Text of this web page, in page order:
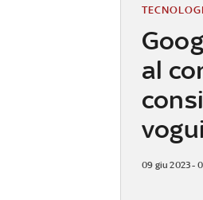
al
09 giu 2023 -